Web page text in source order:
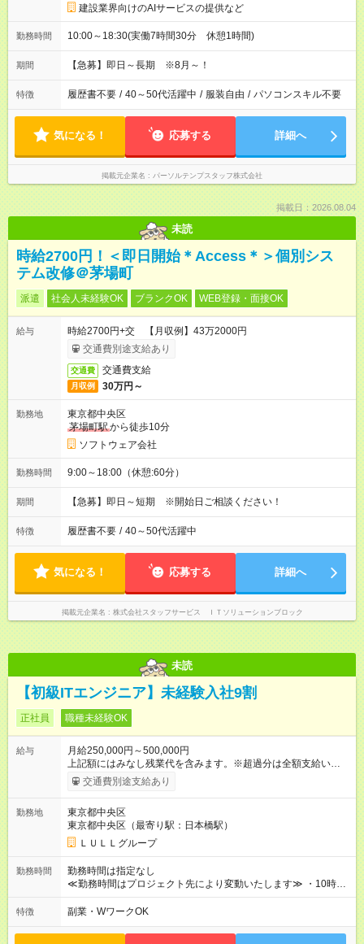
建設業界向けのAIサービスの提供など
勤務時間 10:00～18:30(実働7時間30分 休憩1時間)
期間 【急募】即日～長期 ※8月～！
特徴 履歴書不要 / 40～50代活躍中 / 服装自由 / パソコンスキル不要
気になる！ 応募する 詳細へ
掲載元企業名 パーソルテンプスタッフ株式会社
掲載日：2026.08.04
未読
時給2700円！＜即日開始＊Access＊＞個別シス
テム改修＠茅場町
派遣 社会人未経験OK ブランクOK WEB登録・面接OK
給与
時給2700円+交 【月収例】43万2000円
交通費別途支給あり
交通費 交通費支給
月収例 30万円～
勤務地
東京都中央区
茅場町駅から徒歩10分
ソフトウェア会社
勤務時間 9:00～18:00（休憩:60分）
期間 【急募】即日～短期 ※開始日ご相談ください！
特徴 履歴書不要 / 40～50代活躍中
気になる！ 応募する 詳細へ
掲載元企業名 株式会社スタッフサービス ＩＴソリューションブロック
未読
【初級ITエンジニア】未経験入社9割
正社員 職種未経験OK
給与
月給250,000円～500,000円
上記額にはみなし残業代を含みます。※超過分は全額支給いたし
ます。 みなし残業代 21,675円／月 みなし残業時間 12時間／月 -
------------------------------------------------------- ≪経験者の方は以下と
万円～＋業績賞与＋交通費＋各種手当 ※固定残業代（30時間/6
万6，610円分）を含む。超過分は追加支給いたします 能力やス
キルを考慮し初任給を決定。経験者の方は前給考慮も可能で
す！ ◎昇給年1回（研修終了後） ◎賞与年2回（2月・8月）＋業
績賞与あり ◤スキルアップも、収入アップも。◢ 入社後の成長
や頑張りは、しっかり給与で還元しています。 実際にほぼ全員
上アップした社員も。 エンジニアへの還元率は業界高水準の
87％。 スキルを磨いた分だけ、収入アップも目指せる環境で
す！ 【試用期間】試用期間あり 試用期間の長さ：6ヶ月 ※ 雇用
交通費別途支給あり
勤務地
東京都中央区
東京都中央区（最寄り駅：日本橋駅）
ＬＵＬＬグループ
勤務時間
勤務時間は指定なし
≪勤務時間はプロジェクト先により変動いたします≫ ・10時00
分～19時00分（休憩1時間） ・9時00分～18時00分（休憩1時
間） ＼平日夜も、ちゃんと「自分時間」がつくれます／ 残業は
やサウナなど、 趣味の時間を楽しむ社員も多くいます◎
特徴 副業・WワークOK